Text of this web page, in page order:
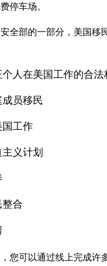
停车场。
全部的一部分，美国移
人在美国工作的合法
成员移民
工作
主义计划
合
您可以通过线上完成许